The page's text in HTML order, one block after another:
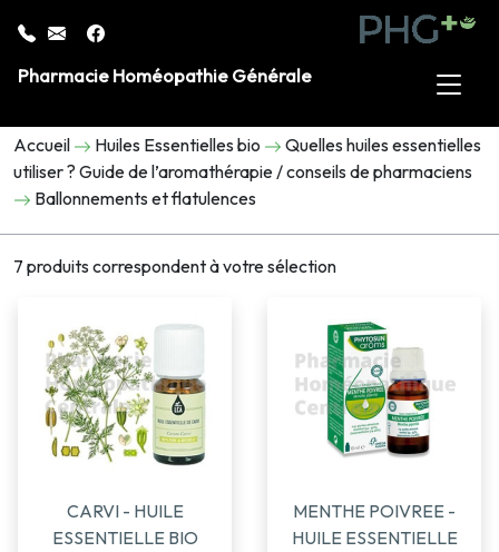
Pharmacie Homéopathie Générale
Accueil Huiles Essentielles bio
Quelles huiles essentielles
utiliser ? Guide de l’aromathérapie / conseils de pharmaciens
Ballonnements et flatulences
7 produits correspondent à votre sélection
CARVI - HUILE
ESSENTIELLE BIO
MENTHE POIVREE -
HUILE ESSENTIELLE